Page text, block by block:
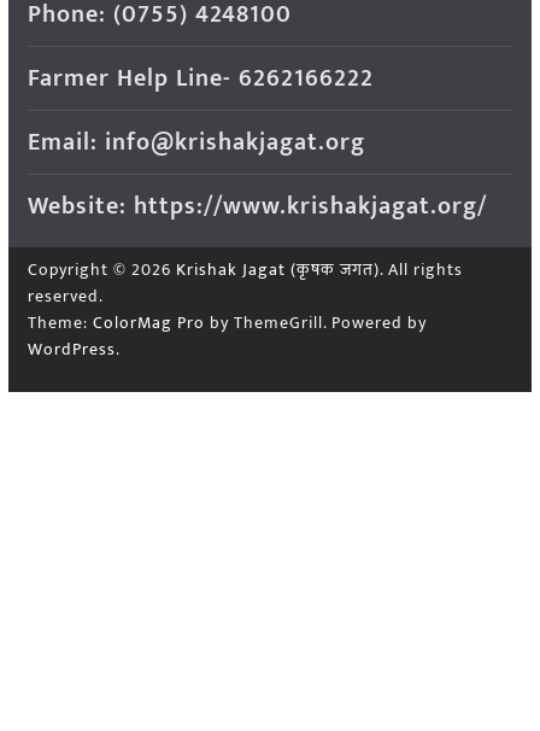
Phone: (0755) 4248100
Farmer Help Line- 6262166222
Email: info@krishakjagat.org
Website: https://www.krishakjagat.org/
Copyright © 2026 Krishak Jagat (कृषक जगत). All rights
reserved.
Theme: ColorMag Pro by ThemeGrill. Powered by
WordPress.